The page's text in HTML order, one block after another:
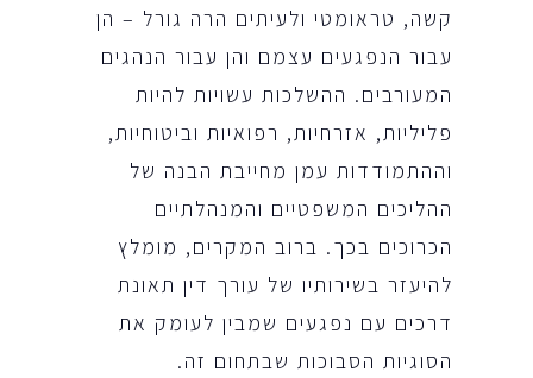
קשה, טראומטי ולעיתים הרה גורל – הן
עבור הנפגעים עצמם והן עבור הנהגים
המעורבים. ההשלכות עשויות להיות
פליליות, אזרחיות, רפואיות וביטוחיות,
וההתמודדות עמן מחייבת הבנה של
ההליכים המשפטיים והמנהלתיים
הכרוכים בכך. ברוב המקרים, מומלץ
להיעזר בשירותיו של עורך דין תאונת
דרכים עם נפגעים שמבין לעומק את
הסוגיות הסבוכות שבתחום זה.